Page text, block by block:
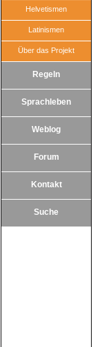
Helvetismen
Latinismen
Über das Projekt
Regeln
Sprachleben
Weblog
Forum
Kontakt
Suche